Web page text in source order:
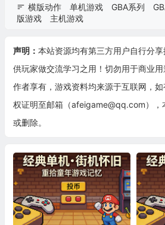
横版动作 单机游戏 GBA系列
版游戏
主机游戏
声明： 本站资源均有第三方用户自行分
供玩家做交流学习之用！切勿用于商业
作者享有，游戏资料均来源于互联网，
权证明至邮箱（afeigame@qq.com），
或删除。